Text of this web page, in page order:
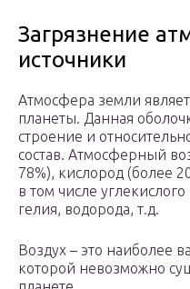
Загрязнение
источники
Атмосфера земли
планеты. Данная
строение и
состав. Атмосферный
78%), кислород (более
в том числе
гелия, водорода, т.д.
Воздух – это наиболее
которой невозможно